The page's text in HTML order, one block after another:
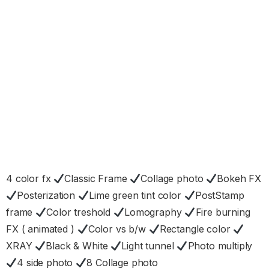
4 color fx Classic Frame Collage photo
Bokeh FX
Posterization
Lime green tint color
PostStamp
frame
Color treshold Lomography
Fire burning
FX ( animated )
Color vs b/w
Rectangle color
XRAY
Black & White Light tunnel
Photo multiply
4 side photo
8 Collage photo